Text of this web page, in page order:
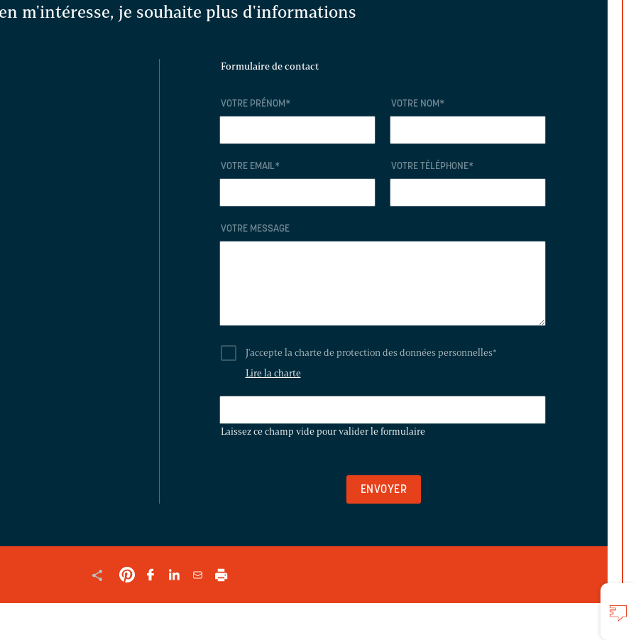
m'intéresse, je souhaite plus d'informations
Formulaire de contact
VOTRE PRÉNOM * VOTRE NOM *
VOTRE EMAIL* VOTRE TÉLÉPHONE*
VOTRE MESSAGE
J'accepte la charte de protection des données personnelles*
Lire la charte
CHAMP
Laissez ce champ vide pour valider le formulaire